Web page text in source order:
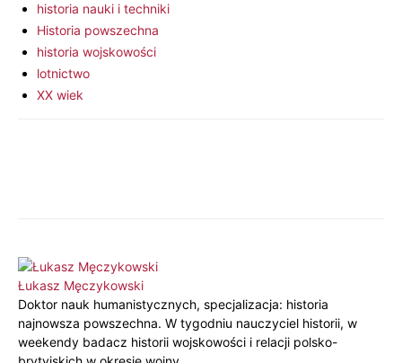
historia nauki i techniki
Historia powszechna
historia wojskowości
lotnictwo
XX wiek
Łukasz Męczykowski
Doktor nauk humanistycznych, specjalizacja: historia
najnowsza powszechna. W tygodniu nauczyciel historii, w
weekendy badacz historii wojskowości i relacji polsko-